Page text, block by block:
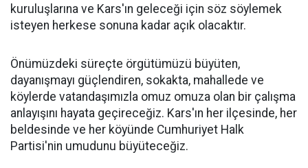
kuruluşlarına ve Kars'ın geleceği için söz söylemek
isteyen herkese sonuna kadar açık olacaktır.
Önümüzdeki süreçte örgütümüzü büyüten,
dayanışmayı güçlendiren, sokakta, mahallede ve
köylerde vatandaşımızla omuz omuza olan bir çalışma
anlayışını hayata geçireceğiz. Kars'ın her ilçesinde, her
beldesinde ve her köyünde Cumhuriyet Halk
Partisi'nin umudunu büyüteceğiz.